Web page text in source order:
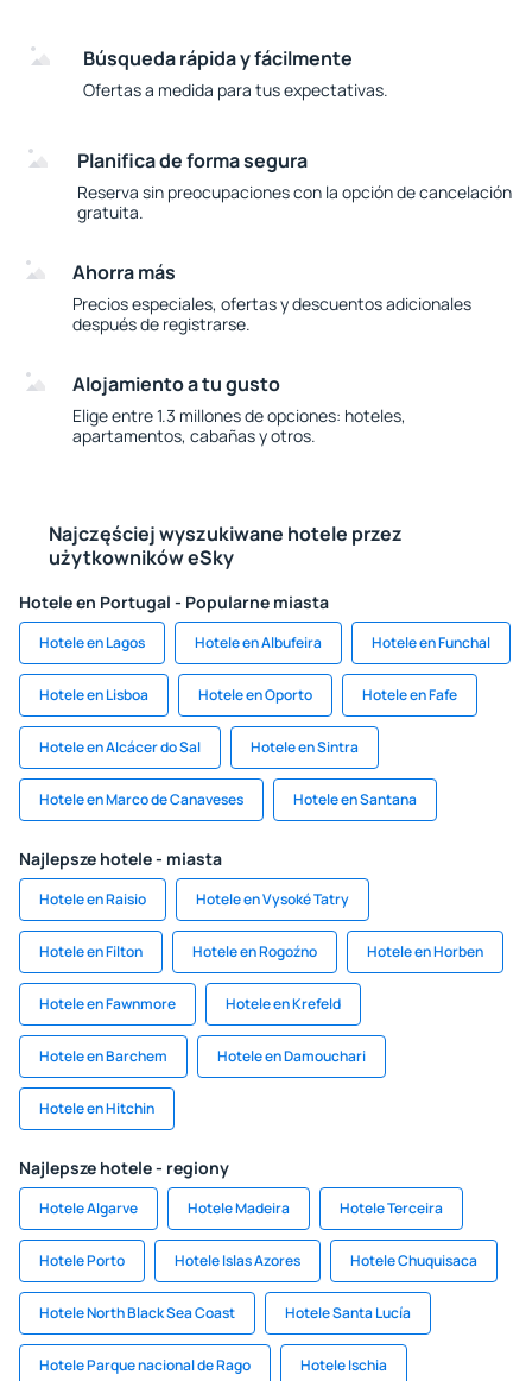
Búsqueda rápida y fácilmente
Ofertas a medida para tus expectativas.
Planifica de forma segura
Reserva sin preocupaciones con la opción de cancelación
gratuita.
Ahorra más
Precios especiales, ofertas y descuentos adicionales
después de registrarse.
Alojamiento a tu gusto
Elige entre 1.3 millones de opciones: hoteles,
apartamentos, cabañas y otros.
Najczęściej wyszukiwane hotele przez
użytkowników eSky
Hotele en Portugal - Popularne miasta
Hotele en Lagos Hotele en Albufeira Hotele en Funchal
Hotele en Lisboa Hotele en Oporto Hotele en Fafe
Hotele en Alcácer do Sal Hotele en Sintra
Hotele en Marco de Canaveses Hotele en Santana
Najlepsze hotele - miasta
Hotele en Raisio Hotele en Vysoké Tatry
Hotele en Filton Hotele en Rogoźno Hotele en Horben
Hotele en Fawnmore Hotele en Krefeld
Hotele en Barchem Hotele en Damouchari
Hotele en Hitchin
Najlepsze hotele - regiony
Hotele Algarve Hotele Madeira Hotele Terceira
Hotele Porto Hotele Islas Azores Hotele Chuquisaca
Hotele North Black Sea Coast Hotele Santa Lucía
Hotele Parque nacional de Rago Hotele Ischia